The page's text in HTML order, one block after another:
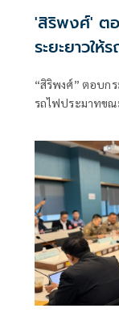
'สิริพงศ์' ตอ
ระยะยาวให้
“สิริพงศ์” ตอบก
รถไฟประมาทขณ
สุ่มตรวจตลอด ส่
รับฟังเสียงสะท้อ
ทั้งหมด